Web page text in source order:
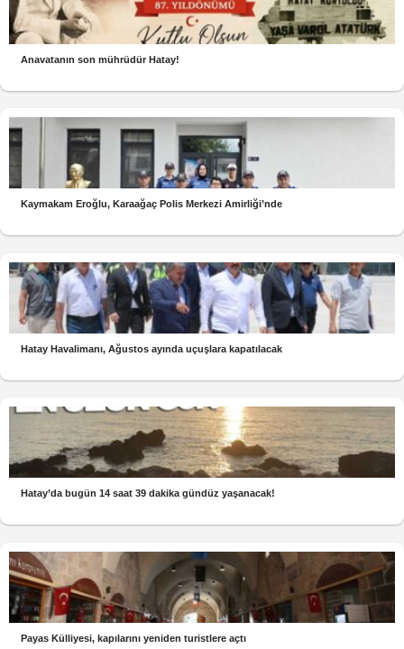
Anavatanın son mührüdür Hatay!
Kaymakam Eroğlu, Karaağaç Polis Merkezi Amirliği’nde
Hatay Havalimanı, Ağustos ayında uçuşlara kapatılacak
Hatay’da bugün 14 saat 39 dakika gündüz yaşanacak!
Payas Külliyesi, kapılarını yeniden turistlere açtı